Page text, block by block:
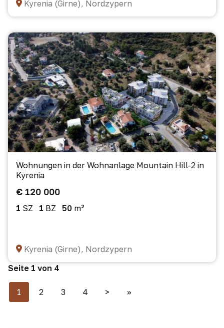
Kyrenia (Girne), Nordzypern
Wohnungen in der Wohnanlage Mountain Hill-2 in
Kyrenia
€ 120 000
1 SZ 1 BZ 50 m²
Kyrenia (Girne), Nordzypern
Seite 1 von 4
1 2 3 4 > >>